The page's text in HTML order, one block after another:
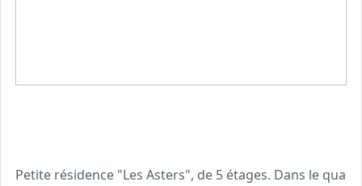
Petite résidence "Les Asters", de 5 étages. Dans le